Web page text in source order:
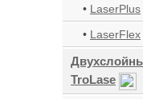
• LaserPlus
• LaserFlex
TroLase